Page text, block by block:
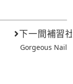
下一間補習
Gorgeous Nail